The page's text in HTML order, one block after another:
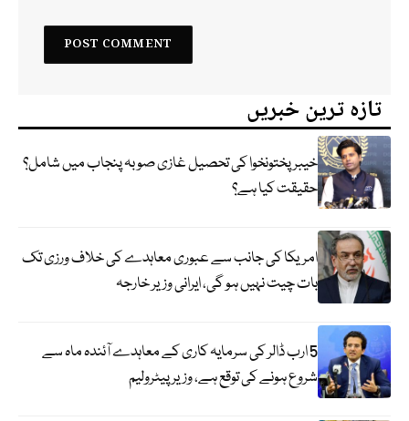
تازہ ترین خبریں
خیبر پختونخوا کی تحصیل غازی صوبہ پنجاب میں شامل؟
حقیقت کیا ہے؟
امریکا کی جانب سے عبوری معاہدے کی خلاف ورزی تک
بات چیت نہیں ہو گی، ایرانی وزیر خارجہ
5 ارب ڈالر کی سرمایہ کاری کے معاہدے آئندہ ماہ سے
شروع ہونے کی توقع ہے، وزیر پیٹرولیم